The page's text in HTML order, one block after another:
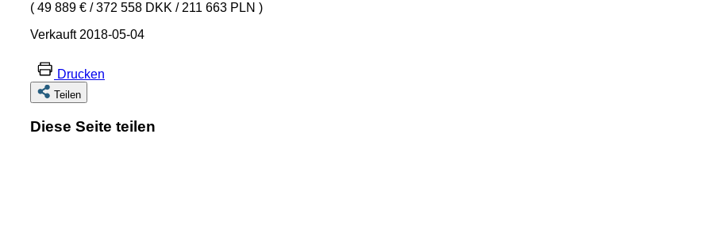
( 49 889 € / 372 558 DKK / 211 663 PLN )
Verkauft 2018-05-04
Drucken
Teilen
Diese Seite teilen